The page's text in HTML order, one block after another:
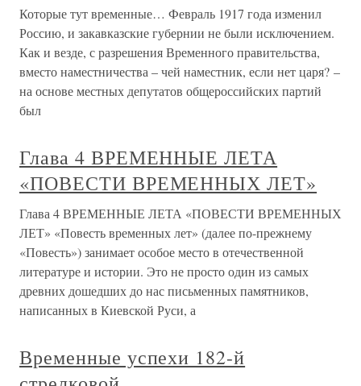
Которые тут временные… Февраль 1917 года изменил
Россию, и закавказские губернии не были исключением.
Как и везде, с разрешения Временного правительства,
вместо наместничества – чей наместник, если нет царя? –
на основе местных депутатов общероссийских партий
был
Глава 4 ВРЕМЕННЫЕ ЛЕТА
«ПОВЕСТИ ВРЕМЕННЫХ ЛЕТ»
Глава 4 ВРЕМЕННЫЕ ЛЕТА «ПОВЕСТИ ВРЕМЕННЫХ
ЛЕТ» «Повесть временных лет» (далее по-прежнему
«Повесть») занимает особое место в отечественной
литературе и истории. Это не просто один из самых
древних дошедших до нас письменных памятников,
написанных в Киевской Руси, а
Временные успехи 182-й